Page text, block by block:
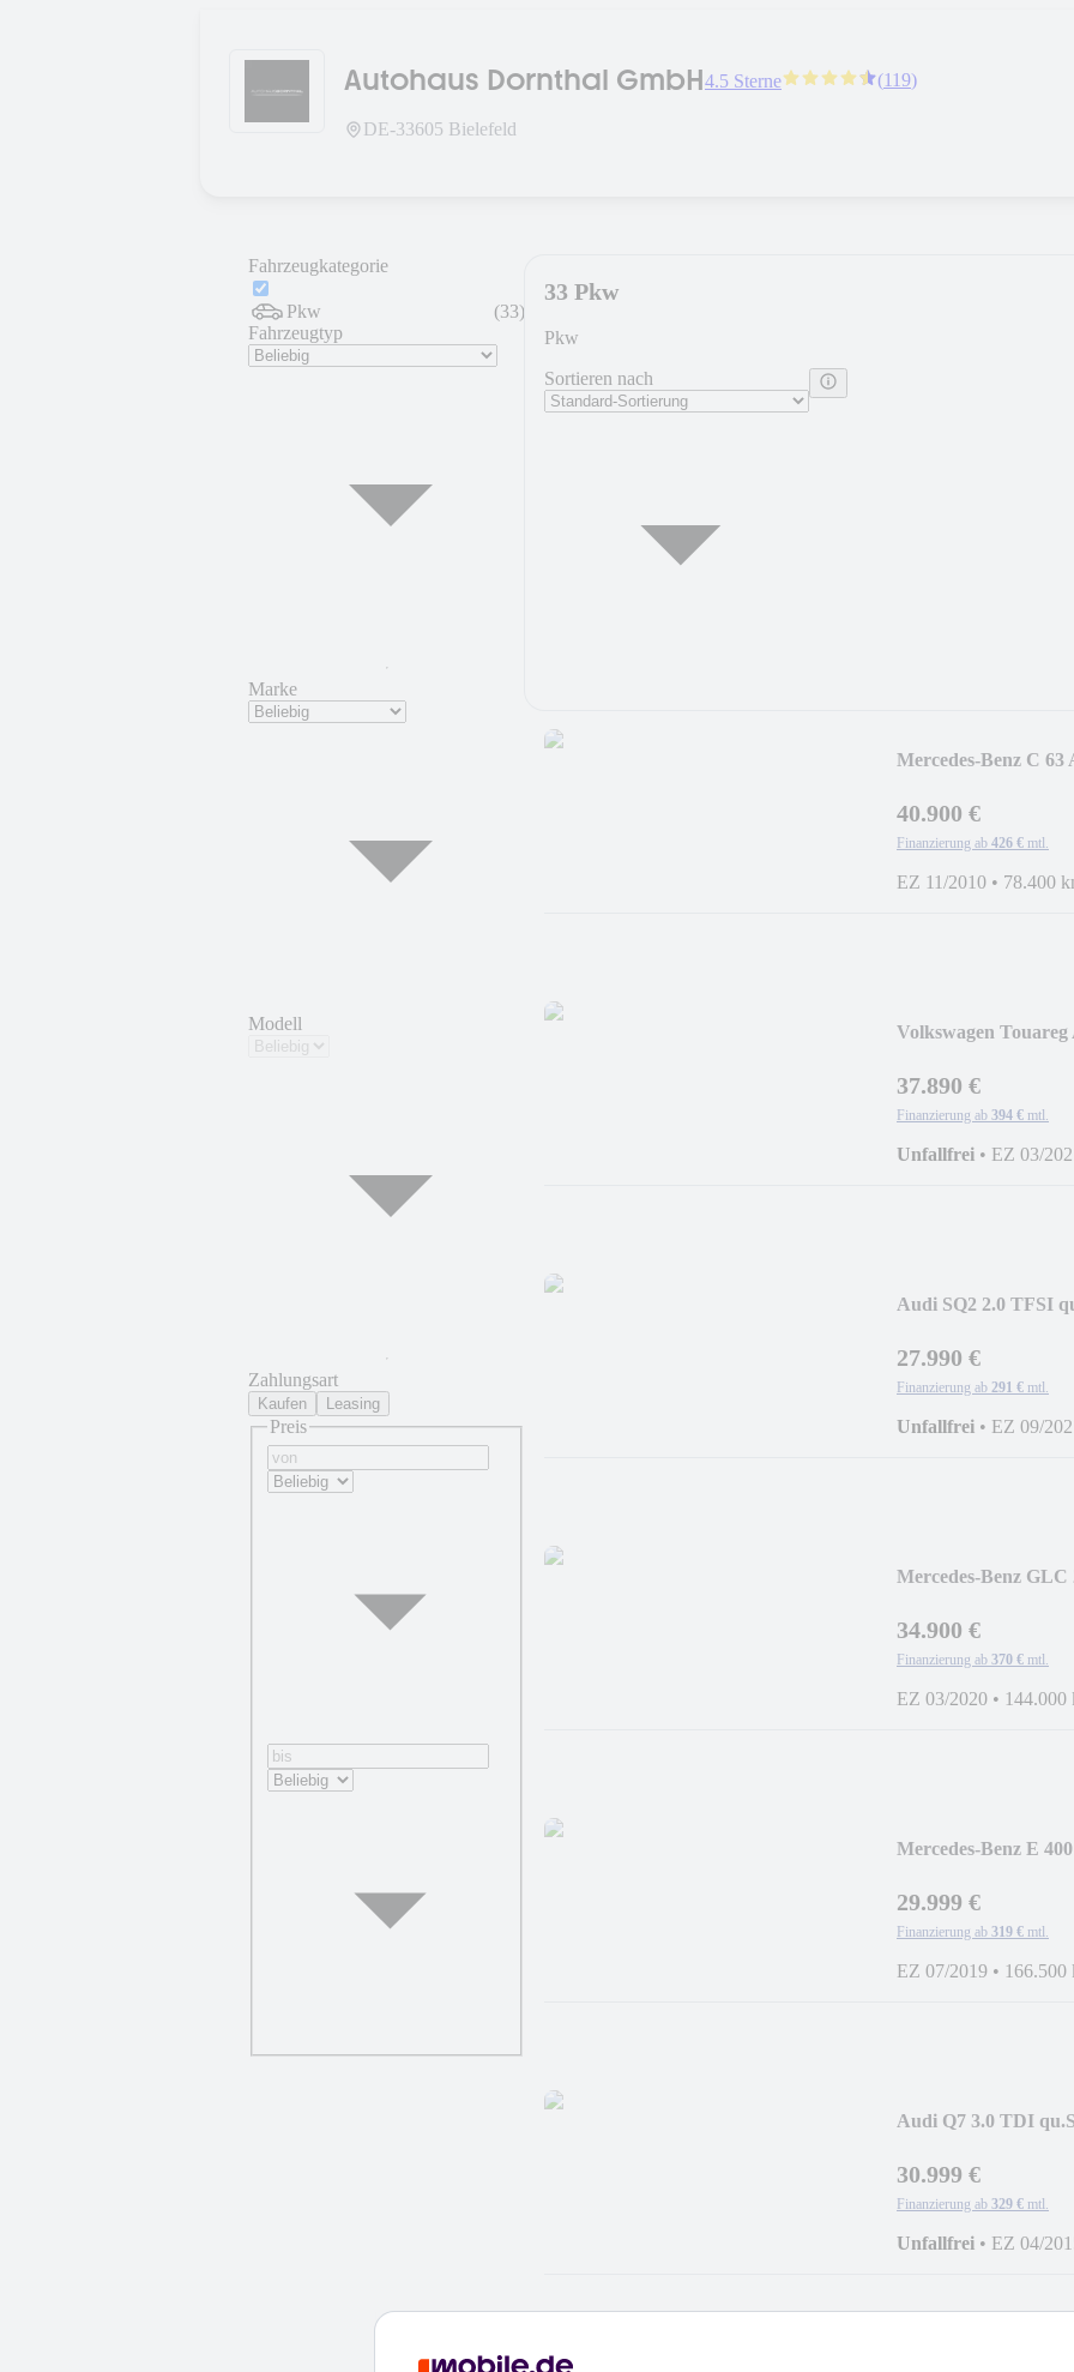
Autohaus Dornthal GmbH4.5 Sterne (119)
DE-33605 Bielefeld
Fahrzeugkategorie
Pkw (33)
Fahrzeugtyp
Marke
Modell
Zahlungsart
Kaufen Leasing
Preis
33 Pkw
Pkw
Sortieren nach
Mercedes-Benz C
40.900 €
Finanzierung ab 426 € mtl.
EZ 11/2010 • 78.400
Volkswagen
37.890 €
Finanzierung ab 394 € mtl.
Unfallfrei • EZ 03/
Audi SQ2 2.0 TFSI
27.990 €
Finanzierung ab 291 € mtl.
Unfallfrei • EZ 09/
Mercedes-Benz
34.900 €
Finanzierung ab 370 € mtl.
EZ 03/2020 • 144.000
Mercedes-Benz E
29.999 €
Finanzierung ab 319 € mtl.
EZ 07/2019 • 166.500
Audi Q7 3.0 TDI qu.S
30.999 €
Finanzierung ab 329 € mtl.
Unfallfrei • EZ 04/